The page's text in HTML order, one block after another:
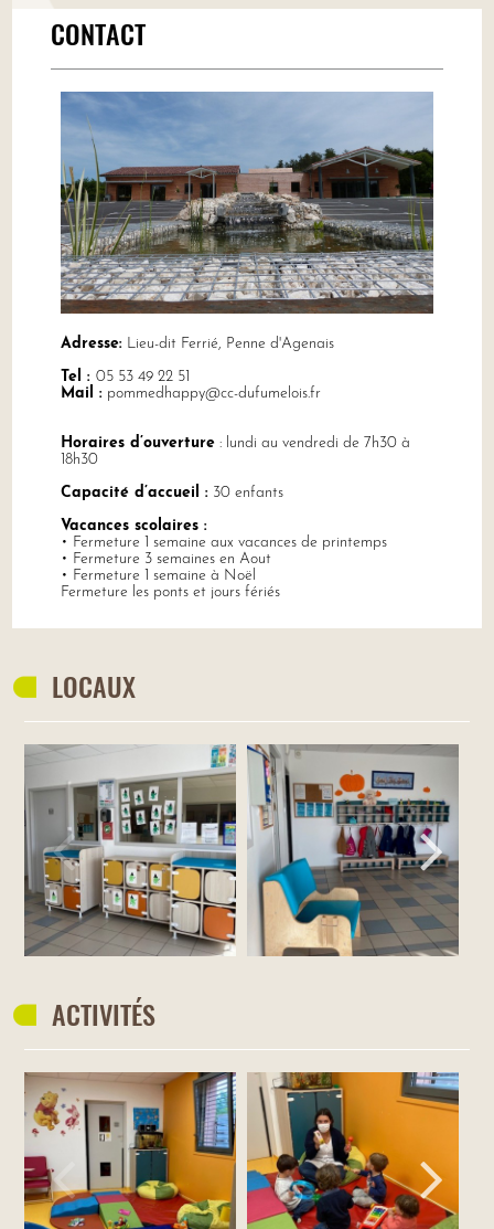
CONTACT
Adresse: Lieu-dit Ferrié, Penne d'Agenais
Tel : 05 53 49 22 51
Mail : pommedhappy@cc-dufumelois.fr
Horaires d’ouverture: lundi au vendredi de 7h30 à
18h30
Capacité d’accueil : 30 enfants
Vacances scolaires :
• Fermeture 1 semaine aux vacances de printemps
• Fermeture 3 semaines en Aout
• Fermeture 1 semaine à Noël
Fermeture les ponts et jours fériés
LOCAUX
ACTIVITÉS